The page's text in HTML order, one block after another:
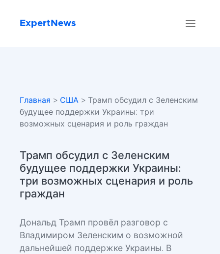
ExpertNews
Главная > США > Трамп обсудил с Зеленским
будущее поддержки Украины: три
возможных сценария и роль граждан
Трамп обсудил с Зеленским
будущее поддержки Украины:
три возможных сценария и роль
граждан
Дональд Трамп провёл разговор с
Владимиром Зеленским о возможной
дальнейшей поддержке Украины. В